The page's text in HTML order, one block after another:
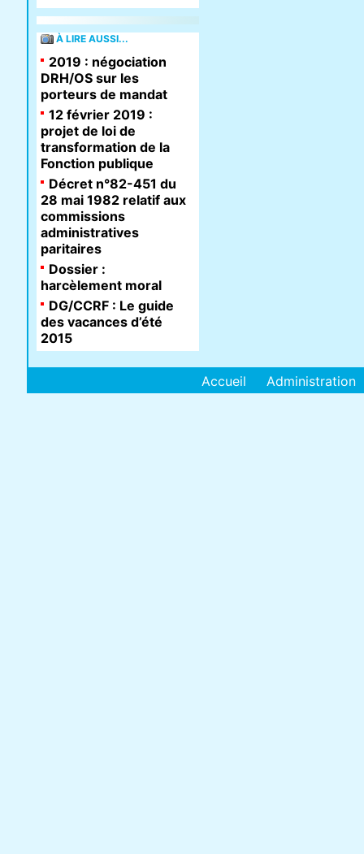
À LIRE AUSSI...
2019 : négociation
DRH/OS sur les
porteurs de mandat
12 février 2019 :
projet de loi de
transformation de la
Fonction publique
Décret n°82-451 du
28 mai 1982 relatif aux
commissions
administratives
paritaires
Dossier :
harcèlement moral
DG/CCRF : Le guide
des vacances d’été
2015
Accueil Administration